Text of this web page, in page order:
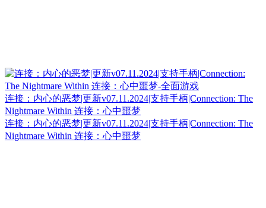
连接：内心的恶梦|更新v07.11.2024|支持手柄|Connection: The
Nightmare Within 连接：心中噩梦
连接：内心的恶梦|更新v07.11.2024|支持手柄|Connection: The
Nightmare Within 连接：心中噩梦